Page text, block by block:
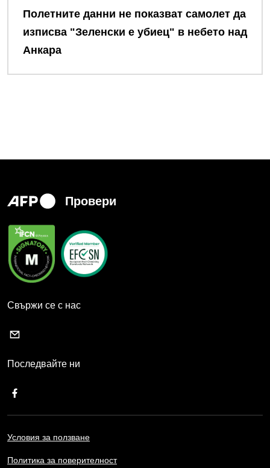
Полетните данни не показват самолет да
изписва "Зеленски е убиец" в небето над
Анкара
Провери
Свържи се с нас
Последвайте ни
Условия за ползване
Политика за поверителност